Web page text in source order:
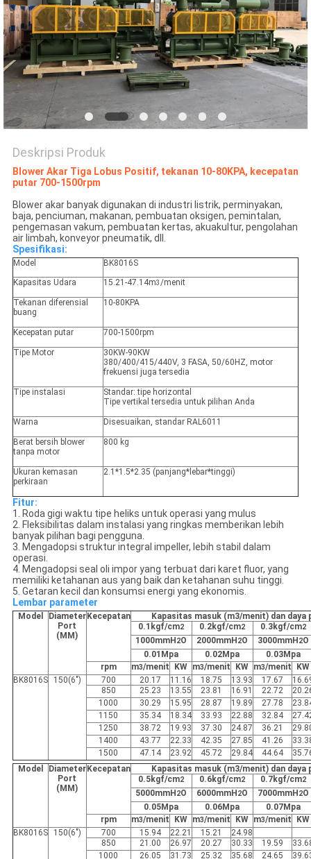
Deskripsi Produk
Blower Akar Tiga Lobus Positif, tekanan 10-80KPA, kecepatan
putar 700-1500rpm
Blower akar banyak digunakan di industri listrik, perminyakan,
baja, penciuman, makanan, pembuatan oksigen, pemintalan,
pengemasan vakum, pembuatan kertas, akuakultur, pengolahan
air limbah, konveyor pneumatik, dll.
Spesifikasi:
Model
BK8016S
Kapasitas Udara
15.21-47.14m3/menit
Tekanan diferensial
buang
10-80KPA
Kecepatan putar 700-1500rpm
Tipe Motor
30KW-90KW
380/400/415/440V, 3 FASA, 50/60HZ, motor
frekuensi juga tersedia
Tipe instalasi
Standar: tipe horizontal
Tipe vertikal tersedia untuk pilihan Anda
Warna Disesuaikan, standar RAL6011
Berat bersih blower
tanpa motor
800 kg
Ukuran kemasan
perkiraan
2.1*1.5*2.35 (panjang*lebar*tinggi)
Fitur:
1. Roda gigi waktu tipe heliks untuk operasi yang mulus
2. Fleksibilitas dalam instalasi yang ringkas memberikan lebih
banyak pilihan bagi pengguna.
3. Mengadopsi struktur integral impeller, lebih stabil dalam
operasi.
4. Mengadopsi seal oli impor yang terbuat dari karet fluor, yang
memiliki ketahanan aus yang baik dan ketahanan suhu tinggi.
5. Getaran kecil dan konsumsi energi yang ekonomis.
Lembar parameter
Model
Diameter
Port
(MM)
Kecepatan
Kapasitas masuk (m3/menit) dan daya
0.1kgf/cm2 0.2kgf/cm2 0.3kgf/cm2
1000mmH 2O 2000mmH 2O 3000mmH 2O
0.01Mpa
0.02Mpa
0.03Mpa
rpm
m3/menit KW m3/menit KW m3/menit
KW
BK8016S
150(6") 700 20.17 11.16 18.75 13.93 17.67
850
25.23 13.55 23.81 16.91 22.72
1000
30.29 15.95 28.87 19.89 27.78
1150
35.34 18.34 33.93 22.88 32.84
1250
38.72 19.93 37.30 24.87 36.21
1400
43.77 22.33 42.35 27.85 41.26
1500
47.14 23.92 45.72 29.84 44.64
Model
Diameter
Port
(MM)
Kecepatan
Kapasitas masuk (m3/menit) dan daya
0.5kgf/cm2 0.6kgf/cm2 0.7kgf/cm2
5000mmH 2O 6000mmH 2O 7000mmH 2O
0.05Mpa
0.06Mpa
0.07Mpa
rpm
m3/menit KW m3/menit KW m3/menit
KW
BK8016S
150(6") 700 15.94 22.21 15.21
24.98
850
21.00 26.97 20.27 30.33 19.59
1000
26.05 31.73 25.32 35.68 24.65